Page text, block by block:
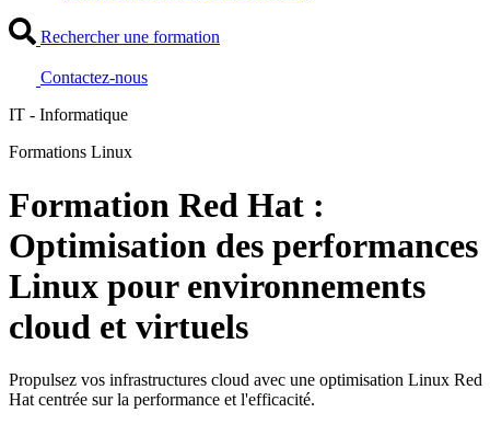
Rechercher une formation
Contactez-nous
IT - Informatique
Formations Linux
Formation Red Hat :
Optimisation des performances
Linux pour environnements
cloud et virtuels
Propulsez vos infrastructures cloud avec une optimisation Linux Red
Hat centrée sur la performance et l'efficacité.